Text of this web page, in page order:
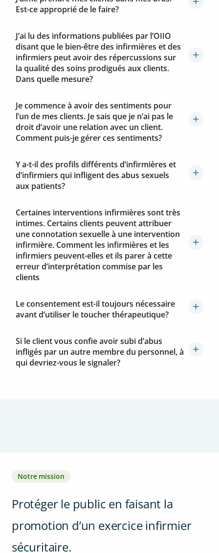
Est-ce approprié de le faire?
J’ai lu des informations publiées par l’OIIO
disant que le bien-être des infirmières et des
infirmiers peut avoir des répercussions sur
la qualité des soins prodigués aux clients.
Dans quelle mesure?
Je commence à avoir des sentiments pour
l’un de mes clients. Je sais que je n’ai pas le
droit d’avoir une relation avec un client.
Comment puis-je gérer ces sentiments?
Y a-t-il des profils différents d’infirmières et
d’infirmiers qui infligent des abus sexuels
aux patients?
Certaines interventions infirmières sont très
intimes. Certains clients peuvent attribuer
une connotation sexuelle à une intervention
infirmière. Comment les infirmières et les
infirmiers peuvent-elles et ils parer à cette
erreur d’interprétation commise par les
clients
Le consentement est-il toujours nécessaire
avant d’utiliser le toucher thérapeutique?
Si le client vous confie avoir subi d’abus
infligés par un autre membre du personnel, à
qui devriez-vous le signaler?
Notre mission
Protéger le public en faisant la
promotion d’un exercice infirmier
sécuritaire.